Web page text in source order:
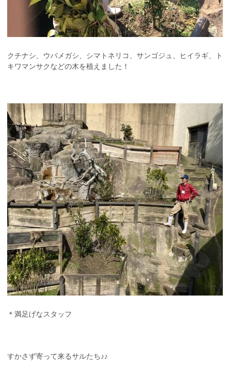
クチナシ、ウバメガシ、シマトネリコ、サンゴジュ、ヒイラギ、ト
キワマンサクなどの木を植えました！
＊満足げなスタッフ
すかさず寄って来るサルたち♪♪